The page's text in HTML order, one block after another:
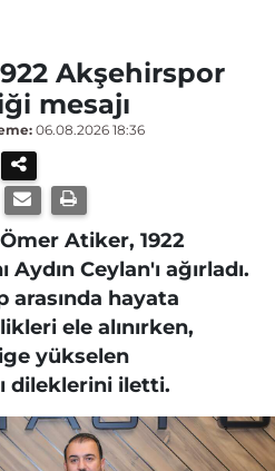
Akşehirspor
mesajı
06.08.2026 18:36
Atiker, 1922
Ceylan'ı ağırladı.
hayata
ele alınırken,
yükselen
dileklerini iletti.